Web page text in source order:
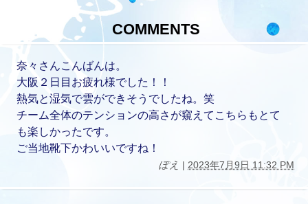
COMMENTS
奈々さんこんばんは。
大阪２日目お疲れ様でした！！
熱気と湿気で雲ができそうでしたね。笑
チーム全体のテンションの高さが窺えてこちらもとて
も楽しかったです。
ご当地靴下かわいいですね！
ぽえ | 2023年7月9日 11:32 PM